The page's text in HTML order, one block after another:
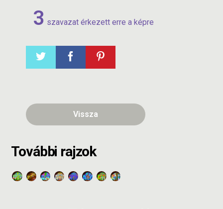
3 szavazat érkezett erre a képre
Vissza
További rajzok